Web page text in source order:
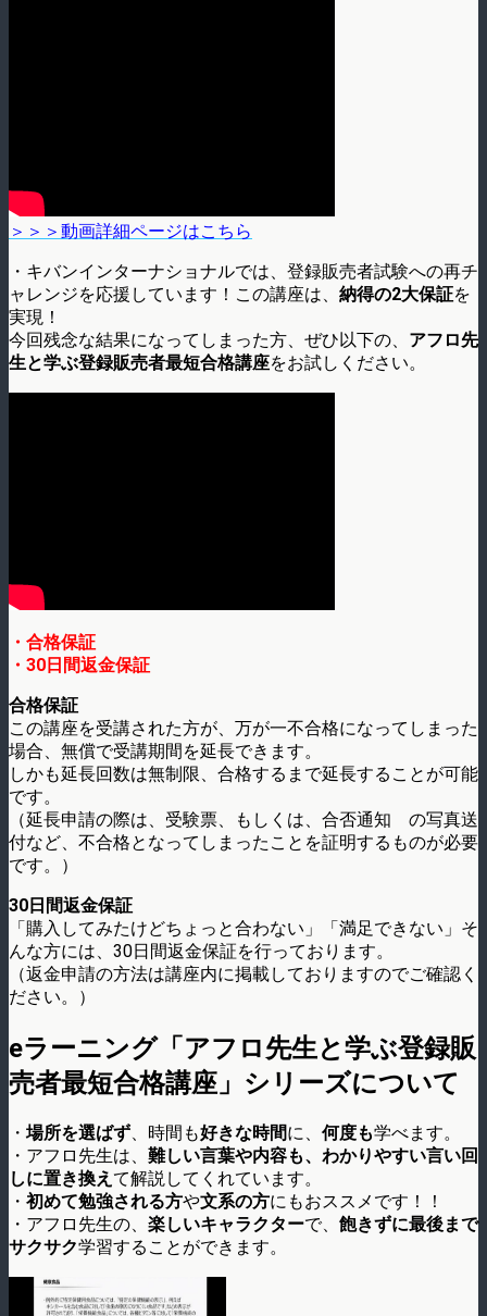
＞＞＞動画詳細ページはこちら
・キバンインターナショナルでは、登録販売者試験への再チ
ャレンジを応援しています！この講座は、 納得の2大保証を
実現！
今回残念な結果になってしまった方、ぜひ以下の、 アフロ先
生と学ぶ登録販売者最短合格講座をお試しください。
・合格保証
・30日間返金保証
合格保証
この講座を受講された方が、万が一不合格になってしまった
場合、無償で受講期間を延長できます。
しかも延長回数は無制限、合格するまで延長することが可能
です。
（延長申請の際は、受験票、もしくは、合否通知 の写真送
付など、不合格となってしまったことを証明するものが必要
です。）
30日間返金保証
「購入してみたけどちょっと合わない」「満足できない」そ
んな方には、30日間返金保証を行っております。
（返金申請の方法は講座内に掲載しておりますのでご確認く
ださい。）
eラーニング「アフロ先生と学ぶ登録販
売者最短合格講座」シリーズについて
・ 場所を選ばず、時間も好きな時間に、 何度も学べます。
・アフロ先生は、 難しい言葉や内容も、わかりやすい言い回
しに置き換え て解説してくれています。
・ 初めて勉強される方や文系の方にもおススメです！！
・アフロ先生の、 楽しいキャラクターで、 飽きずに最後まで
サクサク学習することができます。